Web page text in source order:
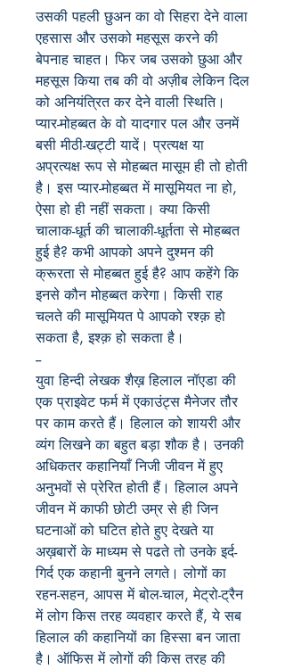
उसकी पहली छुअन का वो सिहरा देने वाला
एहसास और उसको महसूस करने की
बेपनाह चाहत। फिर जब उसको छुआ और
महसूस किया तब की वो अज़ीब लेकिन दिल
को अनियंत्रित कर देने वाली स्थिति।
प्यार-मोहब्बत के वो यादगार पल और उनमें
बसी मीठी-खट्टी यादें। प्रत्यक्ष या
अप्रत्यक्ष रूप से मोहब्बत मासूम ही तो होती
है। इस प्यार-मोहब्बत में मासूमियत ना हो,
ऐसा हो ही नहीं सकता। क्या किसी
चालाक-धूर्त की चालाकी-धूर्तता से मोहब्बत
हुई है? कभी आपको अपने दुश्मन की
क्रूरता से मोहब्बत हुई है? आप कहेंगे कि
इनसे कौन मोहब्बत करेगा। किसी राह
चलते की मासूमियत पे आपको रश्क़ हो
सकता है, इश्क़ हो सकता है।
--
युवा हिन्दी लेखक शैख़ हिलाल नॉएडा की
एक प्राइवेट फर्म में एकाउंट्स मैनेजर तौर
पर काम करते हैं। हिलाल को शायरी और
व्यंग लिखने का बहुत बड़ा शौक है। उनकी
अधिकतर कहानियाँ निजी जीवन में हुए
अनुभवों से प्रेरित होती हैं। हिलाल अपने
जीवन में काफी छोटी उम्र से ही जिन
घटनाओं को घटित होते हुए देखते या
अख़बारों के माध्यम से पढते तो उनके इर्द-
गिर्द एक कहानी बुनने लगते। लोगों का
रहन-सहन, आपस में बोल-चाल, मेट्रो-ट्रैन
में लोग किस तरह व्यवहार करते हैं, ये सब
हिलाल की कहानियों का हिस्सा बन जाता
है। ऑफिस में लोगों की किस तरह की